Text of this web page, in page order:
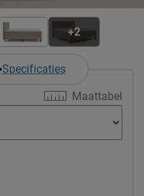
+2
Specificaties
Maattabel